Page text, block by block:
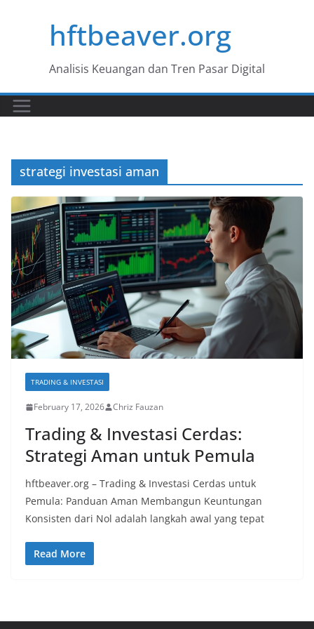
hftbeaver.org
Analisis Keuangan dan Tren Pasar Digital
strategi investasi aman
TRADING & INVESTASI
February 17, 2026 Chriz Fauzan
Trading & Investasi Cerdas:
Strategi Aman untuk Pemula
hftbeaver.org – Trading & Investasi Cerdas untuk
Pemula: Panduan Aman Membangun Keuntungan
Konsisten dari Nol adalah langkah awal yang tepat
Read More